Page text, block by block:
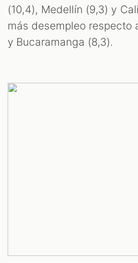
(10,4), Medellín (9,3) y
más desempleo respecto
y Bucaramanga (8,3).